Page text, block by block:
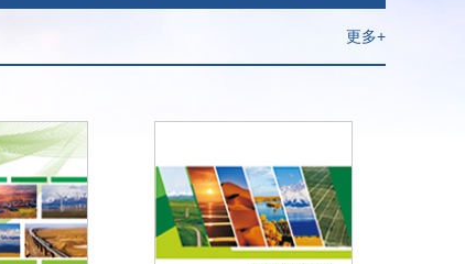
更多+